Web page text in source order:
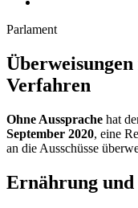
Parlament
Verfahren
Ohne Aussprache hat
September 2020, eine
an die Ausschüsse
Ernährung